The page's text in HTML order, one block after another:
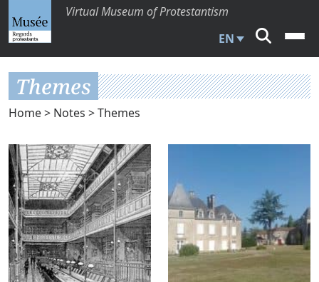
Virtual Museum of Protestantism
EN
Themes
Home> Notes > Themes